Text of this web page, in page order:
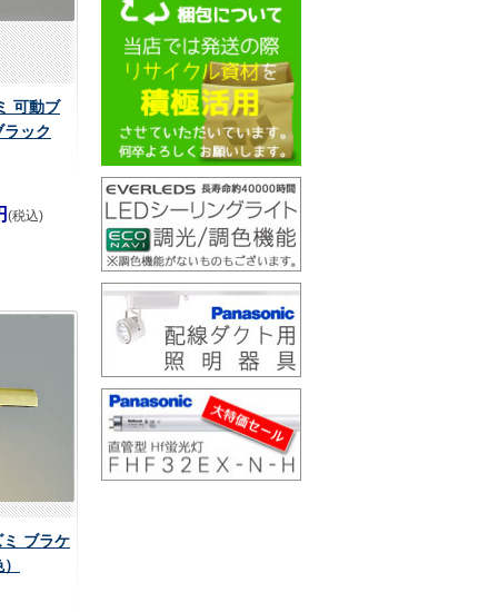
可動ブ
ック
(税込)
ブラケ